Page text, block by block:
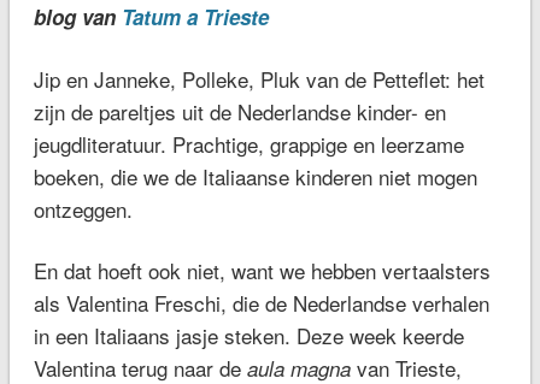
blog van Tatum a Trieste
Jip en Janneke, Polleke, Pluk van de Petteflet: het
zijn de pareltjes uit de Nederlandse kinder- en
jeugdliteratuur. Prachtige, grappige en leerzame
boeken, die we de Italiaanse kinderen niet mogen
ontzeggen.
En dat hoeft ook niet, want we hebben vertaalsters
als Valentina Freschi, die de Nederlandse verhalen
in een Italiaans jasje steken. Deze week keerde
Valentina terug naar de aula magnavan Trieste,